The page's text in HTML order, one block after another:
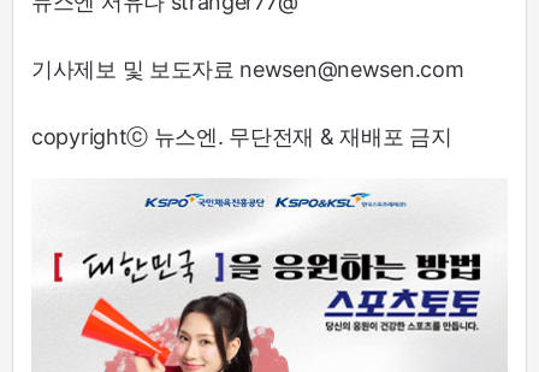
기사제보 및 보도자료 newsen@newsen.com
copyrightⓒ 뉴스엔. 무단전재 & 재배포 금지